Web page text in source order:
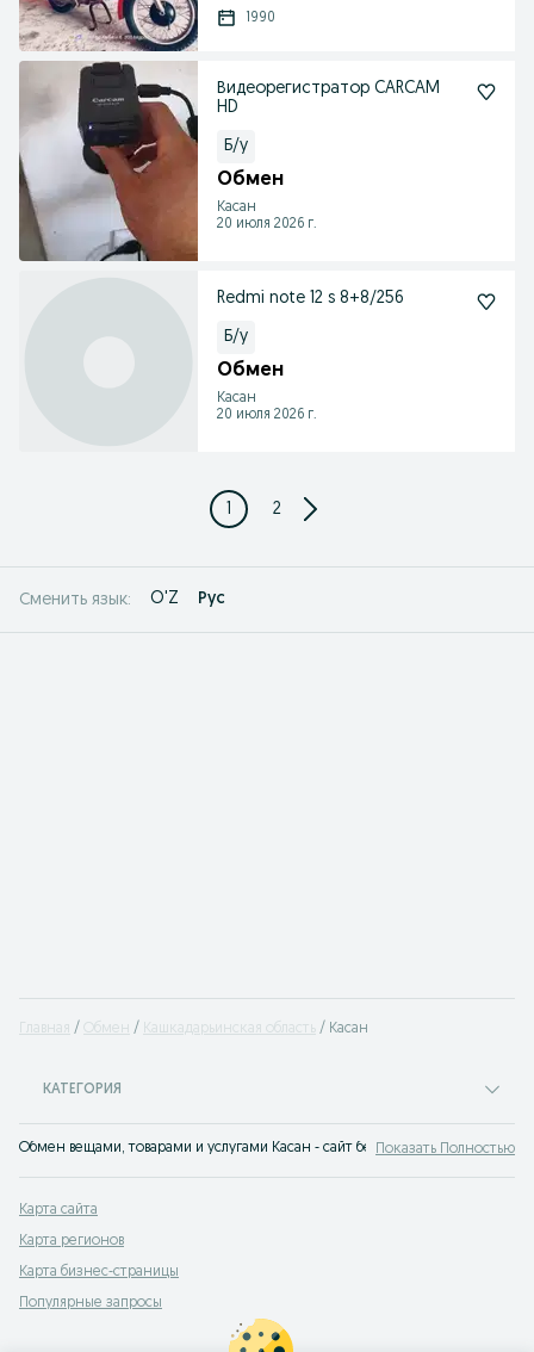
1990
Видеорегистратор CARCAM
HD
Б/у
Обмен
Касан
20 июля 2026 г.
Redmi note 12 s 8+8/256
Б/у
Обмен
Касан
20 июля 2026 г.
1 2
Сменить язык: O'Z Рус
Главная Обмен Кашкадарьинская область Касан
КАТЕГОРИЯ
Обмен вещами, товарами и услугами Касан - сайт бесплатных объявлений
Показать Полностью
Карта сайта
Карта регионов
Карта бизнес-страницы
Популярные запросы